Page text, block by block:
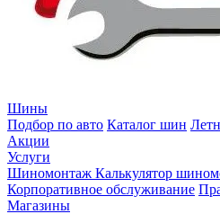
Шины
Подбор по авто Каталог шин
Акции
Услуги
Шиномонтаж Калькулятор
Корпоративное обслуживание
Магазины